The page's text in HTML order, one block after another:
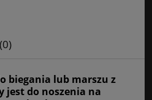
kosztów płatności
biegania lub marszu z
jest do noszenia na